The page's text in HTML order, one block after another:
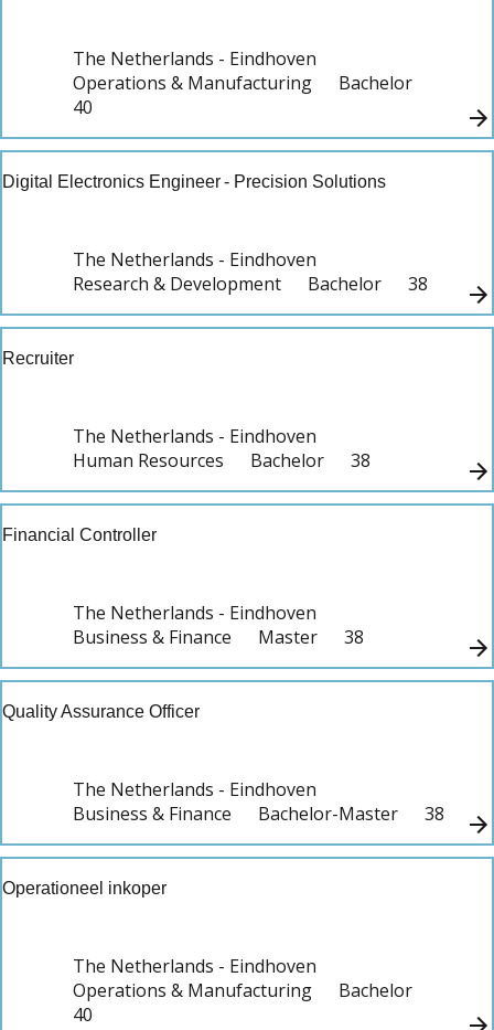
Sales & Marketing
Business & Finance
Human Resources
Bachelor
Locatie
The Netherlands - Eindhoven
Operations & Manufacturing
Bachelor
40
Digital Electronics Engineer - Precision Solutions
The Netherlands - Eindhoven
Research & Development
Bachelor 38
Recruiter
The Netherlands - Eindhoven
Human Resources
Bachelor 38
Financial Controller
The Netherlands - Eindhoven
Business & Finance
Master 38
Quality Assurance Officer
The Netherlands - Eindhoven
Business & Finance
Bachelor-Master 38
Operationeel inkoper
The Netherlands - Eindhoven
Operations & Manufacturing
Bachelor
40